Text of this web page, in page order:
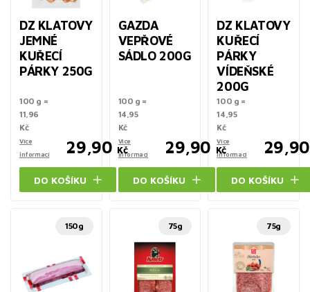
DZ KLATOVY
JEMNÉ
KUŘECÍ
PÁRKY 250G
100 g =
11,96
Kč
Více
informací
29,90 Kč
DO KOŠÍKU
GAZDA
VEPŘOVÉ
SÁDLO 200G
100 g =
14,95
Kč
Více
informací
29,90 Kč
DO KOŠÍKU
DZ KLATOVY
KUŘECÍ
PÁRKY
VÍDEŇSKÉ
200G
100 g =
14,95
Kč
Více
informací
29,90
DO KOŠÍKU
150g 75g 75g